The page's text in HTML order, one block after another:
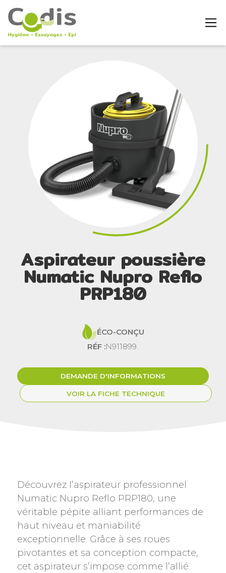
Aspirateur poussière
Numatic Nupro Reflo
PRP180
ÉCO-CONÇU
RÉF :N911899.
DEMANDE D'INFORMATIONS
VOIR LA FICHE TECHNIQUE
Découvrez l’aspirateur professionnel
Numatic Nupro Reflo PRP180, une
véritable pépite alliant performances de
haut niveau et maniabilité
exceptionnelle. Grâce à ses roues
pivotantes et sa conception compacte,
cet aspirateur s’impose comme l’allié